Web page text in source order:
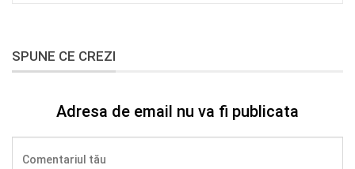
SPUNE CE CREZI
Adresa de email nu va fi publicata